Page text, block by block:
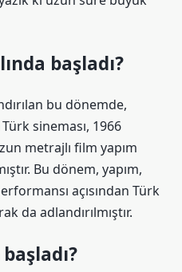
başladı?
bu dönemde,
sineması, 1966
metrajlı film yapım
Bu dönem, yapım,
açısından Türk
da adlandırılmıştır.